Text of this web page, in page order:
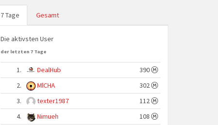
7 Tage Gesamt
Die aktivsten User
der letzten 7 Tage
1. DealHub
390
2.
MlCHA
302
3.
texter1987
112
4.
Nimueh
108